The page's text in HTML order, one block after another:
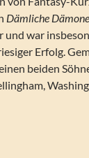
Dämliche
und war
Erfolg.
beiden